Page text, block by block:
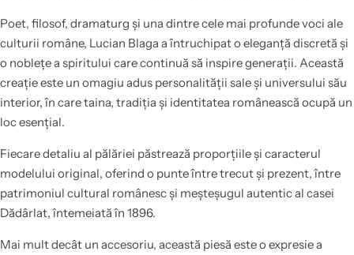
Poet, filosof, dramaturg și una dintre cele mai profunde voci ale
culturii române, Lucian Blaga a întruchipat o eleganță discretă și
o noblețe a spiritului care continuă să inspire generații. Această
creație este un omagiu adus personalității sale și universului său
interior, în care taina, tradiția și identitatea românească ocupă un
loc esențial.
Fiecare detaliu al pălăriei păstrează proporțiile și caracterul
modelului original, oferind o punte între trecut și prezent, între
patrimoniul cultural românesc și meșteșugul autentic al casei
Dădârlat, întemeiată în 1896.
Mai mult decât un accesoriu, această piesă este o expresie a